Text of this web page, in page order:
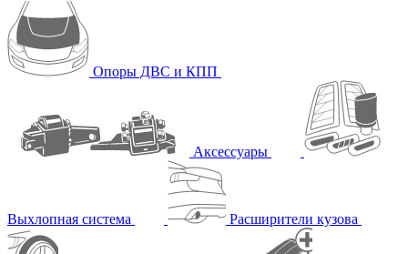
Опоры ДВС и КПП
Аксессуары
Выхлопная система Расширители кузова